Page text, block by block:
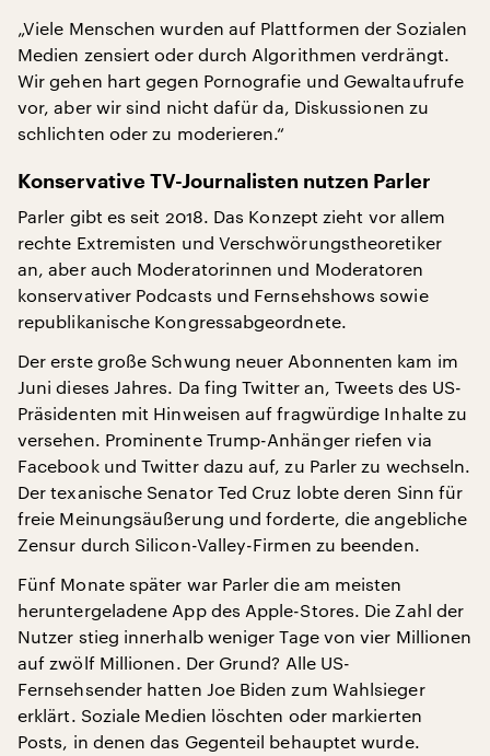
„Viele Menschen wurden auf Plattformen der Sozialen
Medien zensiert oder durch Algorithmen verdrängt.
Wir gehen hart gegen Pornografie und Gewaltaufrufe
vor, aber wir sind nicht dafür da, Diskussionen zu
schlichten oder zu moderieren.“
Konservative TV-Journalisten nutzen Parler
Parler gibt es seit 2018. Das Konzept zieht vor allem
rechte Extremisten und Verschwörungstheoretiker
an, aber auch Moderatorinnen und Moderatoren
konservativer Podcasts und Fernsehshows sowie
republikanische Kongressabgeordnete.
Der erste große Schwung neuer Abonnenten kam im
Juni dieses Jahres. Da fing Twitter an, Tweets des US-
Präsidenten mit Hinweisen auf fragwürdige Inhalte zu
versehen. Prominente Trump-Anhänger riefen via
Facebook und Twitter dazu auf, zu Parler zu wechseln.
Der texanische Senator Ted Cruz lobte deren Sinn für
freie Meinungsäußerung und forderte, die angebliche
Zensur durch Silicon-Valley-Firmen zu beenden.
Fünf Monate später war Parler die am meisten
heruntergeladene App des Apple-Stores. Die Zahl der
Nutzer stieg innerhalb weniger Tage von vier Millionen
auf zwölf Millionen. Der Grund? Alle US-
Fernsehsender hatten Joe Biden zum Wahlsieger
erklärt. Soziale Medien löschten oder markierten
Posts, in denen das Gegenteil behauptet wurde.